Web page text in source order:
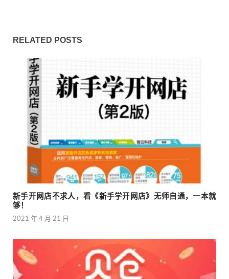
RELATED POSTS
新手开网店不求人，看《新手学开网店》无师自通，一本就
够！
2021 年 4 月 21 日